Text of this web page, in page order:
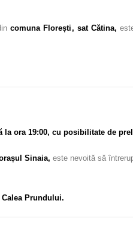
comuna Florești, sat Cătina,
la ora 19:00, cu posibilitate de
Sinaia, este nevoită să
Prundului.